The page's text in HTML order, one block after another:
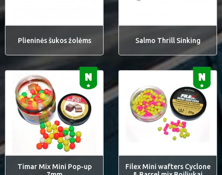
Plieninės šukos žolėms Salmo Thrill Sinking
Timar Mix Mini Pop-up
Filex Mini wafters Cyclone